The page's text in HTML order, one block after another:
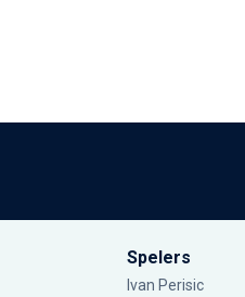
Spelers
Ivan Perisic